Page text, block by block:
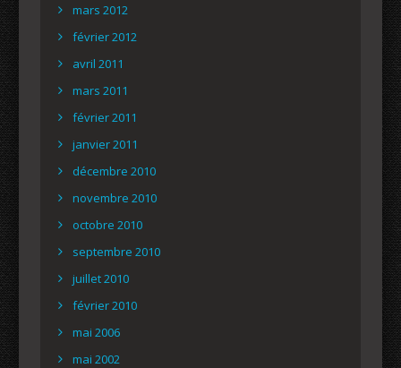
mars 2012
février 2012
avril 2011
mars 2011
février 2011
janvier 2011
décembre 2010
novembre 2010
octobre 2010
septembre 2010
juillet 2010
février 2010
mai 2006
mai 2002